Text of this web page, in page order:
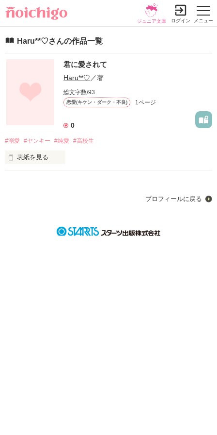
メニュー
ジュニア文庫 ログイン
Haru**♡さんの作品一覧
君に愛されて
Haru**♡ ／著
総文字数/93
恋愛(キケン・ダーク・不良) 1ページ
0
#溺愛 #ヤンキー #純愛 #高校生
表紙を見る
プロフィールに戻る